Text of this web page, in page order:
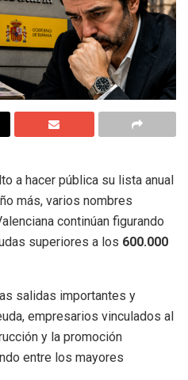
a hacer pública su lista anual
más, varios nombres
continúan figurando
superiores a los 600.000
salidas importantes y
empresarios vinculados al
y la promoción
entre los mayores